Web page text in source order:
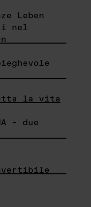
Leben
nel
la vita
– due